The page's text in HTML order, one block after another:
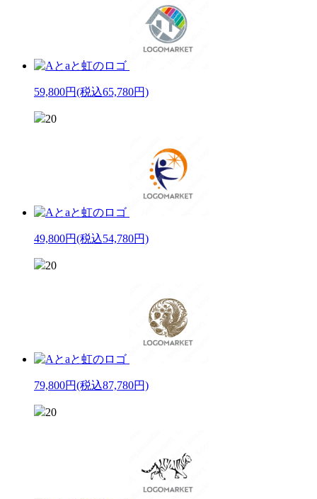
59,800円(税込65,780円)
20
49,800円(税込54,780円)
20
79,800円(税込87,780円)
20